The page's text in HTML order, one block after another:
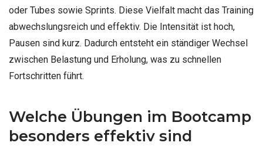
oder Tubes sowie Sprints. Diese Vielfalt macht das Training
abwechslungsreich und effektiv. Die Intensität ist hoch,
Pausen sind kurz. Dadurch entsteht ein ständiger Wechsel
zwischen Belastung und Erholung, was zu schnellen
Fortschritten führt.
Welche Übungen im Bootcamp
besonders effektiv sind